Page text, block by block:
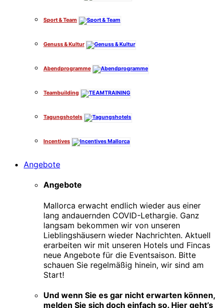
Sport & Team
Genuss & Kultur
Abendprogramme
Teambuilding
Tagungshotels
Incentives
Angebote
Angebote
Mallorca erwacht endlich wieder aus einer
lang andauernden COVID-Lethargie. Ganz
langsam bekommen wir von unseren
Lieblingshäusern wieder Nachrichten. Aktuell
erarbeiten wir mit unseren Hotels und Fincas
neue Angebote für die Eventsaison. Bitte
schauen Sie regelmäßig hinein, wir sind am
Start!
Und wenn Sie es gar nicht erwarten können,
melden Sie sich doch einfach so. Hier geht’s